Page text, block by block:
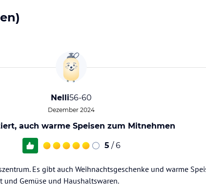
Nelli56-60
Dezember 2024
auch warme Speisen zum Mitnehmen
5 / 6
Es gibt auch Weihnachtsgeschenke und warme
und Gemüse und Haushaltswaren.